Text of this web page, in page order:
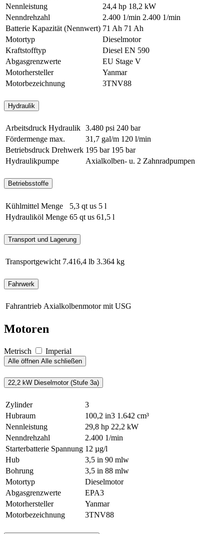
Nennleistung
24,4 hp 18,2 kW
Nenndrehzahl
2.400 1/min 2.400 1/min
Batterie Kapazität (Nennwert) 71 Ah 71 Ah
Motortyp
Dieselmotor
Kraftstofftyp
Diesel EN 590
Abgasgrenzwerte
EU Stage V
Motorhersteller
Yanmar
Motorbezeichnung
3TNV88
Hydraulik
Arbeitsdruck Hydraulik 3.480 psi 240 bar
Fördermenge max.
31,7 gal/m 120 l/min
Betriebsdruck Drehwerk 195 bar 195 bar
Hydraulikpumpe
Axialkolben- u. 2 Zahnradpumpen
Betriebsstoffe
Kühlmittel Menge 5,3 qt us 5 l
Hydrauliköl Menge 65 qt us 61,5 l
Transport und Lagerung
Transportgewicht 7.416,4 lb 3.364 kg
Fahrwerk
Fahrantrieb Axialkolbenmotor mit USG
Motoren
Metrisch Imperial
Alle öffnen Alle schließen
22,2 kW Dieselmotor (Stufe 3a)
Zylinder
3
Hubraum
100,2 in3 1.642 cm³
Nennleistung
29,8 hp 22,2 kW
Nenndrehzahl
2.400 1/min
Starterbatterie Spannung 12 µg/l
Hub
3,5 in 90 mlw
Bohrung
3,5 in 88 mlw
Motortyp
Dieselmotor
Abgasgrenzwerte
EPA3
Motorhersteller
Yanmar
Motorbezeichnung
3TNV88